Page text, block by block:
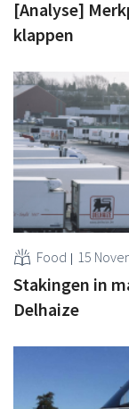
[Analyse]
klappen
Food 15
Stakingen in
Delhaize